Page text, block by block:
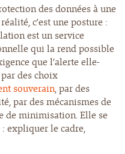
des données à une
c’est une posture :
est un service
qui la rend possible
que l’alerte elle-
des choix
souverain, par des
par des mécanismes de
de minimisation. Elle se
expliquer le cadre,